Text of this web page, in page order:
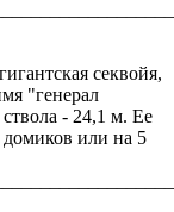
секвойя,
"генерал
- 24,1 м. Ее
или на 5